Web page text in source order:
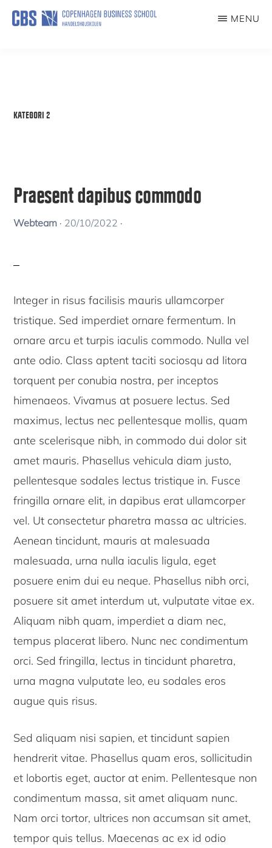
Skip
MENU
KATEGORI 2
Praesent dapibus commodo
Webteam · 20/10/2022 ·
Integer in risus facilisis mauris ullamcorper
tristique. Sed imperdiet ornare fermentum. In
ornare arcu et turpis iaculis commodo. Nulla vel
ante odio. Class aptent taciti sociosqu ad litora
torquent per conubia nostra, per inceptos
himenaeos. Vivamus at posuere lectus. Sed
maximus, lectus nec pellentesque mollis, quam
ante scelerisque nibh, in commodo dui dolor sit
amet mauris. Phasellus vehicula diam justo,
pellentesque sodales lectus tristique in. Fusce
fringilla ornare elit, in dapibus erat ullamcorper
vel. Ut consectetur pharetra massa ac ultricies.
Aenean tincidunt, mauris at malesuada
malesuada, urna nulla iaculis ligula, eget
posuere enim dui eu neque. Phasellus nibh orci,
posuere sit amet interdum ut, vulputate vitae ex.
Aliquam nibh quam, imperdiet a diam nec,
tempus placerat libero. Nunc nec condimentum
orci. Sed fringilla, lectus in tincidunt pharetra,
urna magna vulputate leo, eu sodales eros
augue quis risus.
Sed aliquam nisi sapien, et tincidunt sapien
hendrerit vitae. Phasellus quam eros, sollicitudin
et lobortis eget, auctor at enim. Pellentesque non
condimentum massa, sit amet aliquam nunc.
Nam orci tortor, ultrices non accumsan sit amet,
tempor quis tellus. Maecenas ac ex id odio